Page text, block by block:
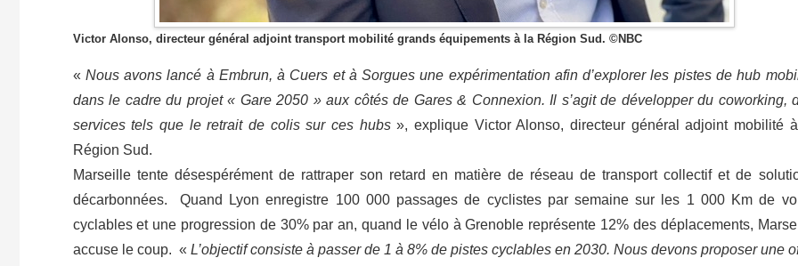
Victor Alonso, directeur général adjoint transport mobilité grands équipements à la Région Sud. ©NBC
« Nous avons lancé à Embrun, à Cuers et à Sorgues une expérimentation afin d’explorer les pistes de hub
dans le cadre du projet « Gare 2050 » aux côtés de Gares & Connexion. Il s’agit de développer du coworking,
services tels que le retrait de colis sur ces hubs», explique Victor Alonso, directeur général adjoint mobilité
Région Sud.
Marseille tente désespérément de rattraper son retard en matière de réseau de transport collectif et de
décarbonnées. Quand Lyon enregistre 100 000 passages de cyclistes par semaine sur les 1 000 Km de
cyclables et une progression de 30% par an, quand le vélo à Grenoble représente 12% des déplacements,
accuse le coup. « L’objectif consiste à passer de 1 à 8% de pistes cyclables en 2030. Nous devons proposer une